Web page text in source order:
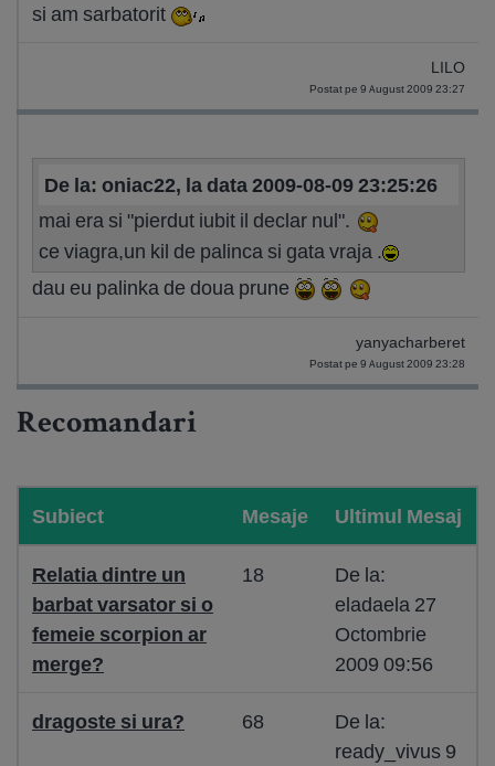
si am sarbatorit
LILO
Postat pe 9 August 2009 23:27
De la: oniac22, la data 2009-08-09 23:25:26
mai era si "pierdut iubit il declar nul".
ce viagra,un kil de palinca si gata vraja .
dau eu palinka de doua prune
yanyacharberet
Postat pe 9 August 2009 23:28
Recomandari
Subiect Mesaje Ultimul Mesaj
Relatia dintre un
barbat varsator si o
femeie scorpion ar
merge?
18
De la:
eladaela 27
Octombrie
2009 09:56
dragoste si ura? 68
De la:
ready_vivus 9